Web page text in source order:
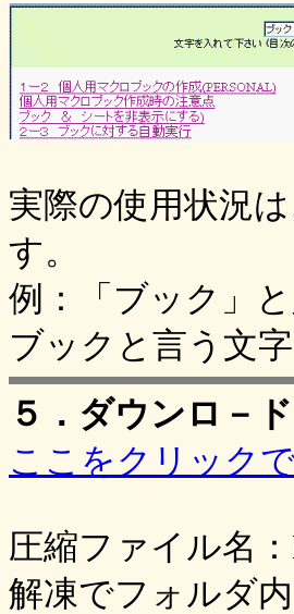
実際の使用状況
す。
例：「ブック」
ブックと言う文
５．ダウンロ－ド
ここをクリック
圧縮ファイル名
解凍でフォルダ